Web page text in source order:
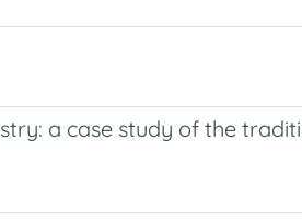
a case study of the